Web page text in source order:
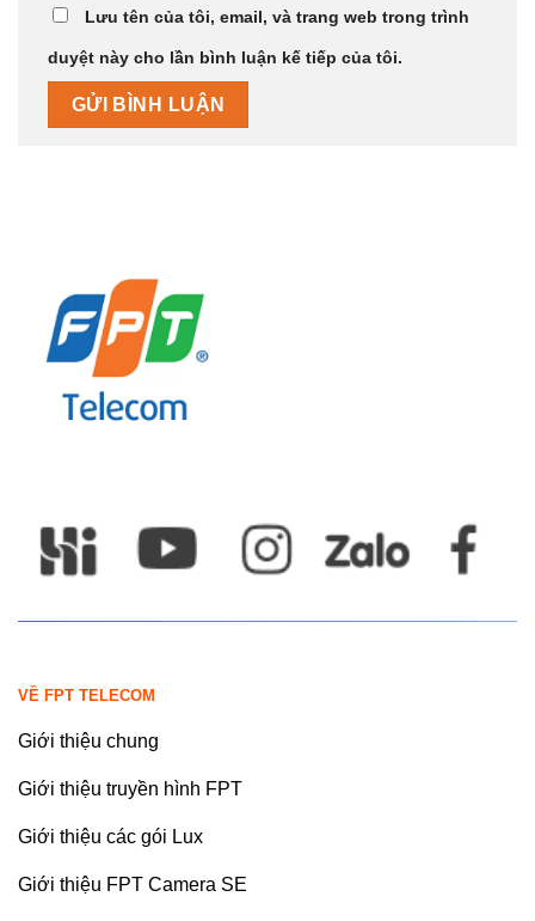
Lưu tên của tôi, email, và trang web trong trình
duyệt này cho lần bình luận kế tiếp của tôi.
VỀ FPT TELECOM
Giới thiệu chung
Giới thiệu truyền hình FPT
Giới thiệu các gói Lux
Giới thiệu FPT Camera SE